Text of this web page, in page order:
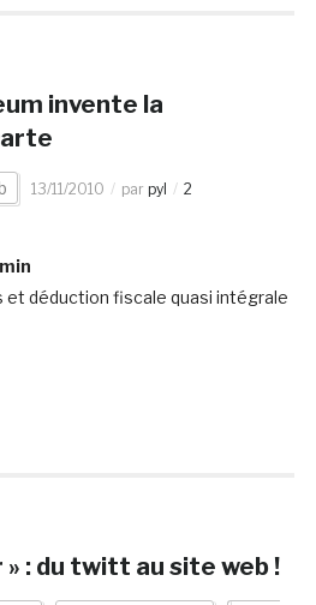
invente la
13/11/2010 par pyl
2
min
déduction fiscale quasi intégrale
: du twitt au site web !